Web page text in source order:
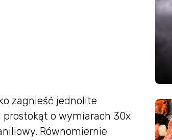
zagnieść jednolite
prostokąt o wymiarach 30x
Równomiernie